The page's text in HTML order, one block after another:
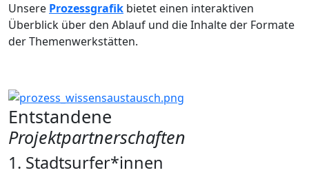
Unsere Prozessgrafik bietet einen interaktiven
Überblick über den Ablauf und die Inhalte der Formate
der Themenwerkstätten.
Entstandene
Projektpartnerschaften
1. Stadtsurfer*innen